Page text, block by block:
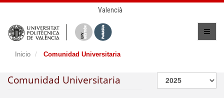
Valencià
Inicio Comunidad Universitaria
Comunidad Universitaria